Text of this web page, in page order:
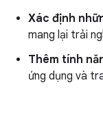
Xác định
mang lại trải
Thêm tính
ứng dụng và